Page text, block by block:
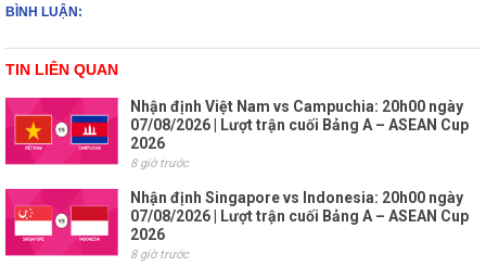
BÌNH LUẬN:
TIN LIÊN QUAN
Nhận định Việt Nam vs Campuchia: 20h00 ngày
07/08/2026 | Lượt trận cuối Bảng A – ASEAN Cup
2026
8 giờ trước
Nhận định Singapore vs Indonesia: 20h00 ngày
07/08/2026 | Lượt trận cuối Bảng A – ASEAN Cup
2026
8 giờ trước